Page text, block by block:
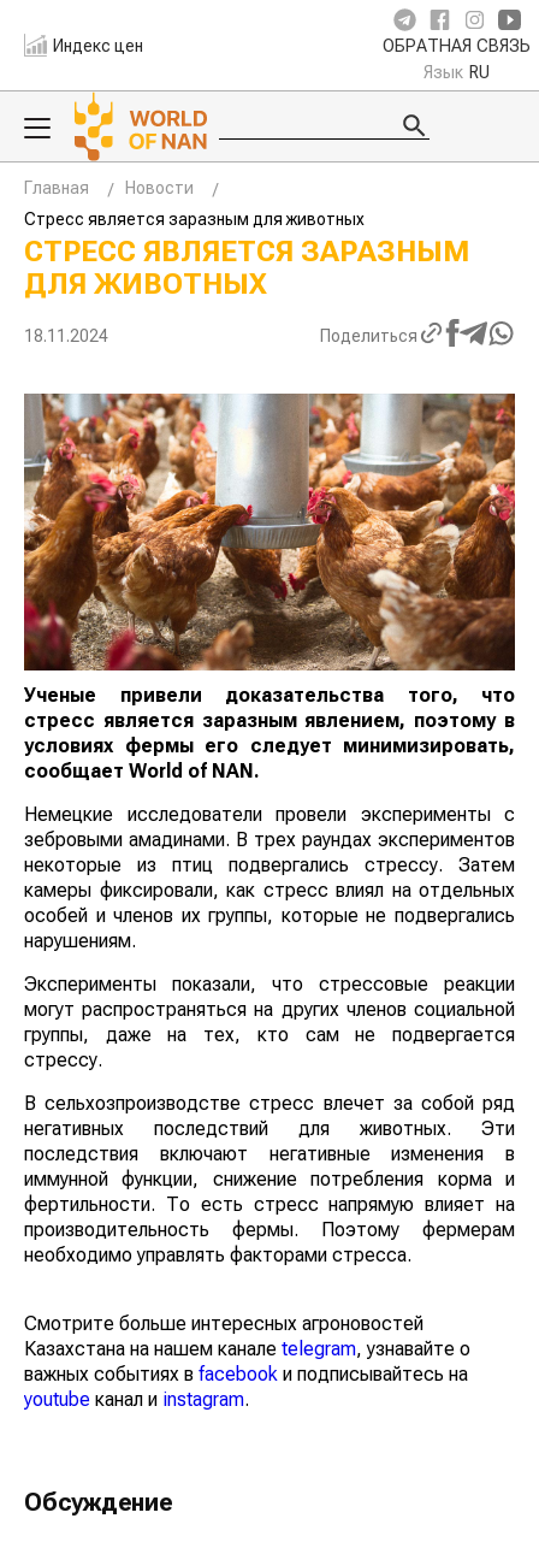
Индекс цен ОБРАТНАЯ СВЯЗЬ
Язык RU
Главная
Новости
Стресс является заразным для животных
СТРЕСС ЯВЛЯЕТСЯ ЗАРАЗНЫМ
ДЛЯ ЖИВОТНЫХ
18.11.2024 Поделиться
Ученые привели доказательства того, что
стресс является заразным явлением, поэтому в
условиях фермы его следует минимизировать,
сообщает World of NAN.
Немецкие исследователи провели эксперименты с
зебровыми амадинами. В трех раундах экспериментов
некоторые из птиц подвергались стрессу. Затем
камеры фиксировали, как стресс влиял на отдельных
особей и членов их группы, которые не подвергались
нарушениям.
Эксперименты показали, что стрессовые реакции
могут распространяться на других членов социальной
группы, даже на тех, кто сам не подвергается
стрессу.
В сельхозпроизводстве стресс влечет за собой ряд
негативных последствий для животных. Эти
последствия включают негативные изменения в
иммунной функции, снижение потребления корма и
фертильности. То есть стресс напрямую влияет на
производительность фермы. Поэтому фермерам
необходимо управлять факторами стресса.
Смотрите больше интересных агроновостей
Казахстана на нашем канале telegram, узнавайте о
важных событиях в facebook и подписывайтесь на
youtube канал и instagram.
Обсуждение